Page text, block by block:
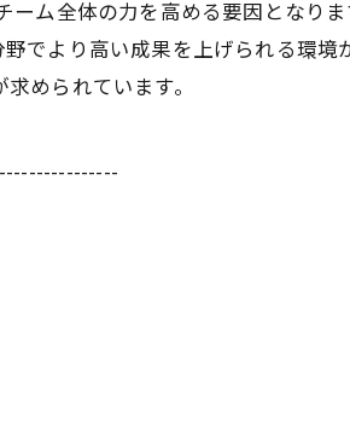
ム全体の力を高める要因となり
でより高い成果を上げられる環
められています。